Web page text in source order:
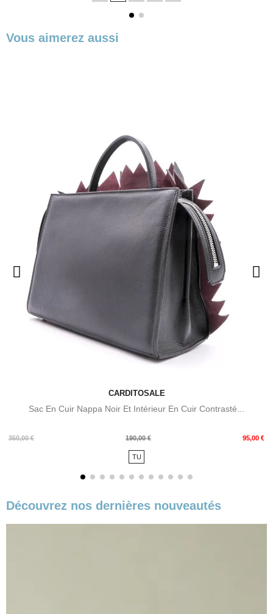
Vous aimerez aussi
CARDITOSALE
Sac En Cuir Nappa Noir Et Intérieur En Cuir Contrasté...
350,00 €
Prix
190,00 € 95,00 €
Prix
TU
Découvrez nos dernières nouveautés